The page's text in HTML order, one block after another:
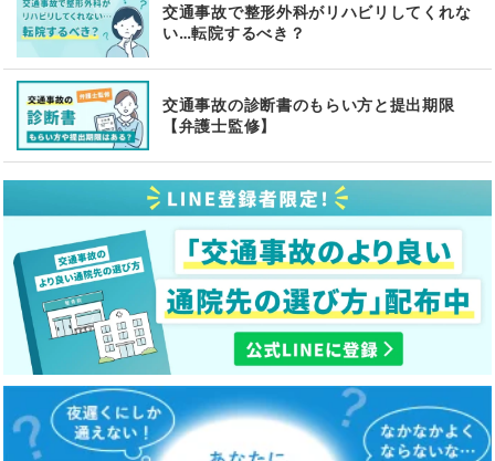
交通事故で整形外科がリハビリしてくれな
い…転院するべき？
交通事故の診断書のもらい方と提出期限
【弁護士監修】